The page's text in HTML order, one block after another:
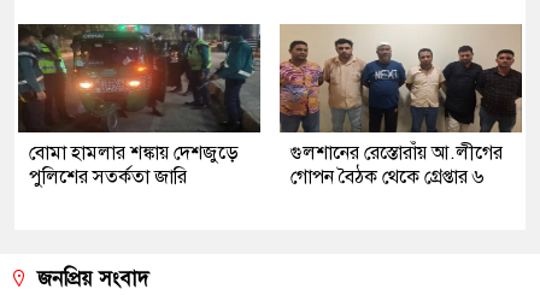
বোমা হামলার শঙ্কায় দেশজুড়ে
পুলিশের সতর্কতা জারি
গুলশানের রেস্তোরাঁয় আ.লীগের
গোপন বৈঠক থেকে গ্রেপ্তার ৬
জনপ্রিয় সংবাদ